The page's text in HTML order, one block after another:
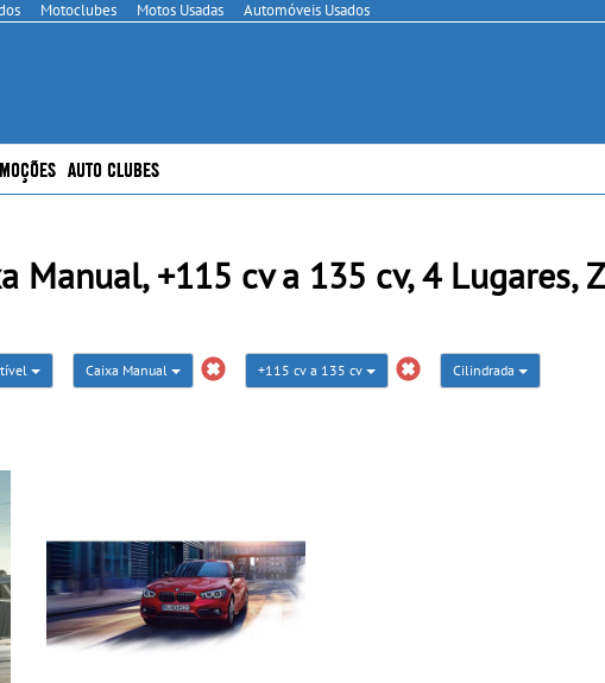
Motoclubes Motos Usadas Automóveis Usados
AUTO CLUBES
+115 cv a 135 cv, 4 Lugares, Z
Caixa Manual +115 cv a 135 cv Cilindrada